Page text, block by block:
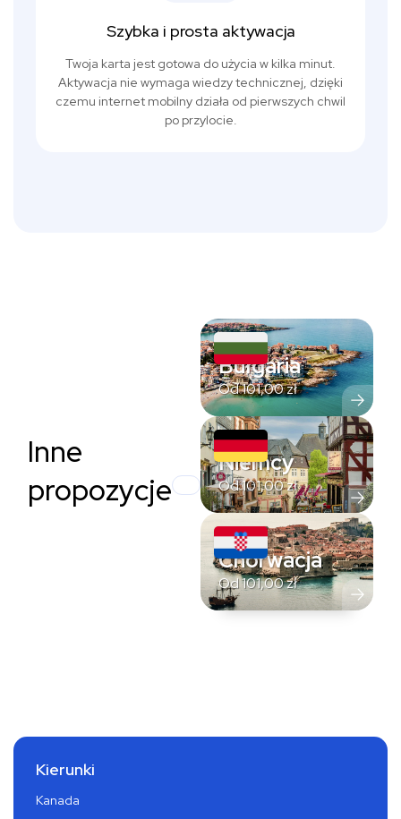
Szybka i prosta aktywacja
Twoja karta jest gotowa do użycia w kilka minut.
Aktywacja nie wymaga wiedzy technicznej, dzięki
czemu internet mobilny działa od pierwszych chwil
po przylocie.
Inne
propozycje
Bułgaria
Od101,00zł
Niemcy
Od101,00zł
Chorwacja
Od101,00zł
Kierunki
Kanada